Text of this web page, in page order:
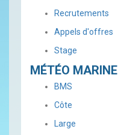
Recrutements
Appels d'offres
Stage
MÉTÉO MARINE
BMS
Côte
Large